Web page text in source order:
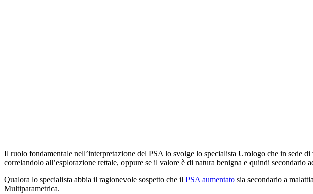
Il ruolo fondamentale nell’interpretazione del PSA lo svolge lo specialista Urologo che in sede
correlandolo all’esplorazione rettale, oppure se il valore è di natura benigna e quindi secondario
Qualora lo specialista abbia il ragionevole sospetto che il PSA aumentato sia secondario a
Multiparametrica.